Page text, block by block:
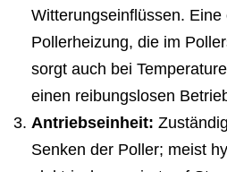
Witterungseinflüssen. Eine
Pollerheizung, die im
sorgt auch bei
einen reibungslosen
Antriebseinheit:
Senken der Poller; meist